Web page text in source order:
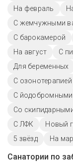
На февраль
С жемчужными
С барокамерой
На август
С
Для беременных
С озонотерапией
С
Со
С ЛФК
Новый
5 звёзд
На
Санатории по